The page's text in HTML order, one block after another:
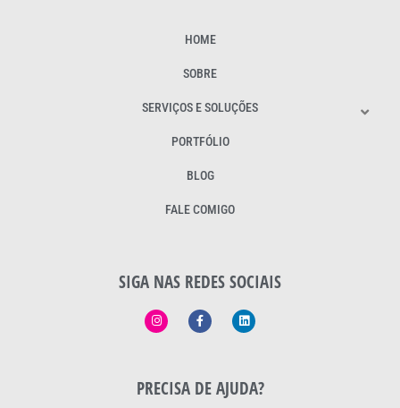
HOME
SOBRE
SERVIÇOS E SOLUÇÕES
PORTFÓLIO
BLOG
FALE COMIGO
SIGA NAS REDES SOCIAIS
PRECISA DE AJUDA?